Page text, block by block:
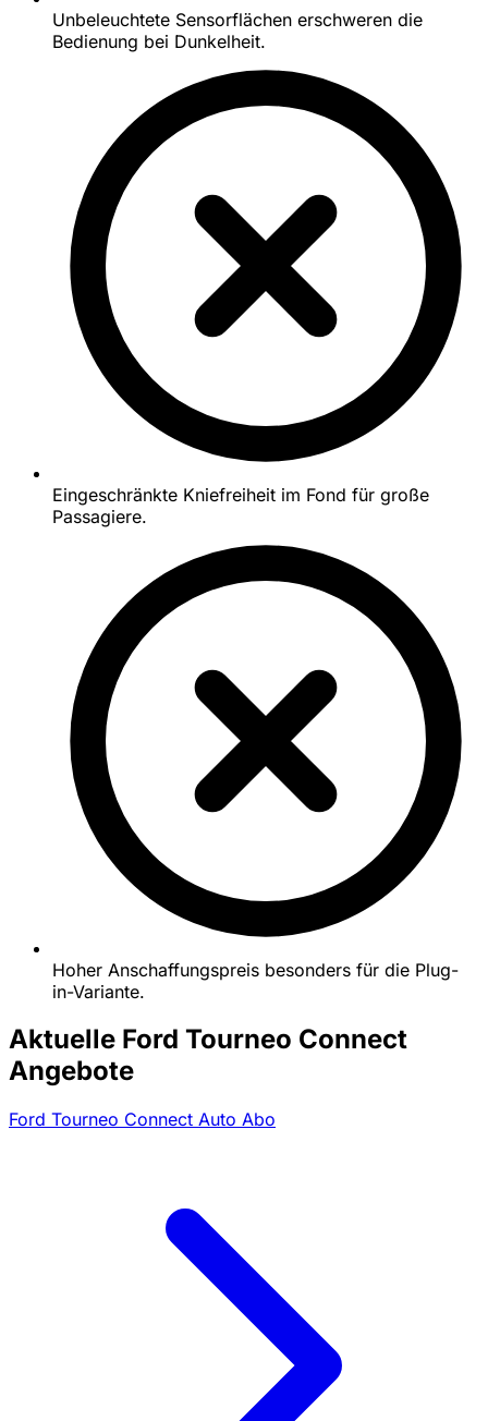
Unbeleuchtete Sensorflächen erschweren die
Bedienung bei Dunkelheit.
Eingeschränkte Kniefreiheit im Fond für große
Passagiere.
Hoher Anschaffungspreis besonders für die Plug-
in-Variante.
Aktuelle Ford Tourneo Connect
Angebote
Ford Tourneo Connect Auto Abo